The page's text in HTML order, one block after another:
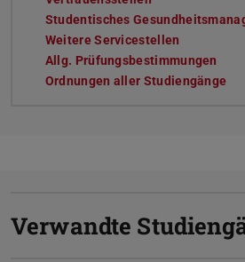
Studentisches
Weitere Servicestellen
Allg. Prüfungsbestimmungen
Ordnungen aller Studiengänge
Verwandte